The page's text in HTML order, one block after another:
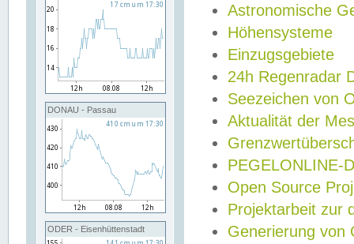
DONAU - Passau
ODER - Eisenhüttenstadt
Astronomische
Höhensysteme
Einzugsgebiete
24h Regenradar
Seezeichen von
Aktualität der
PEGELONLINE-
Open Source
Projektarbeit zur
Generierung von